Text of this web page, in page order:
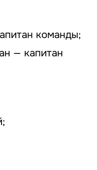
команды;
— капитан